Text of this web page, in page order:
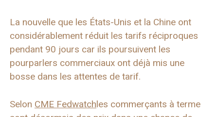
La nouvelle que les États-Unis et la Chine ont
considérablement réduit les tarifs réciproques
pendant 90 jours car ils poursuivent les
pourparlers commerciaux ont déjà mis une
bosse dans les attentes de tarif.
Selon CME Fedwatchles commerçants à terme